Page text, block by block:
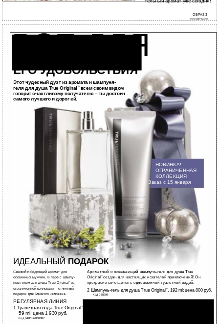
ОБРАЗ 3
WWW.MARYKAY.RU
ВСЕ ДЛЯ
ЕГО УДОВОЛЬСТВИЯ
Этот чудесный дуэт из аромата и шампуня-
геля для душа True Original™всем своим видом
говорит счастливому получателю – ты достоин
самого лучшего и дорог ей.
2
1
НОВИНКА!
ОГРАНИЧЕННАЯ
КОЛЛЕКЦИЯ
Заказ с 15 января
ИДЕАЛЬНЫЙПОДАРОК
Свежий и бодрящий аромат для
особенных мужчин. В паре с шампу-
нем-гелем для душа True Original ™ из
ограниченной коллекции – отличный
подарок для близкого человека.
РЕГУЛЯРНАЯ ЛИНИЯ
1 Туалетная вода True Original ™
59 ml; цена 1 930 руб.
Код 048517/068387
Ароматный и освежающий шампунь-гель для душа True
Original™создан для настоящих искателей приключений! Он
прекрасно сочетается с одноименной туалетной водой.
2 Шампунь-гель для душа True Original ™ , 192 ml; цена 800 руб.
Код 085999